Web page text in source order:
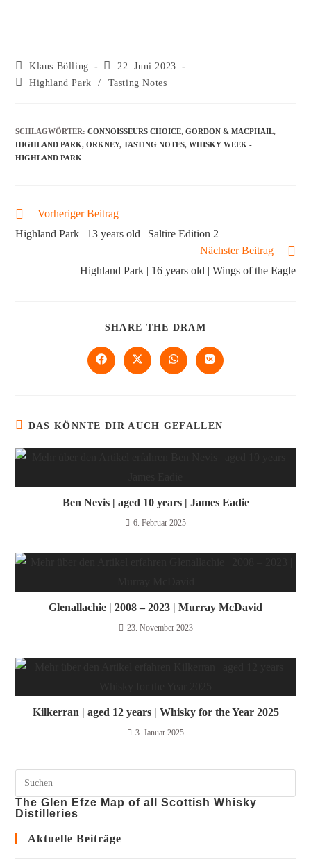
Klaus Bölling
22. Juni 2023
Highland Park
/ Tasting Notes
SCHLAGWÖRTER:CONNOISSEURS CHOICE, GORDON & MACPHAIL,
HIGHLAND PARK, ORKNEY, TASTING NOTES, WHISKY WEEK -
HIGHLAND PARK
Vorheriger Beitrag
Highland Park | 13 years old | Saltire Edition 2
Nächster Beitrag
Highland Park | 16 years old | Wings of the Eagle
SHARE THE DRAM
DAS KÖNNTE DIR AUCH GEFALLEN
Ben Nevis | aged 10 years | James Eadie
6. Februar 2025
Glenallachie | 2008 – 2023 | Murray McDavid
23. November 2023
Kilkerran | aged 12 years | Whisky for the Year 2025
3. Januar 2025
The Glen Efze Map of all Scottish Whisky
Distilleries
Aktuelle Beiträge